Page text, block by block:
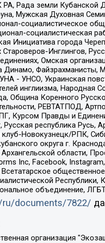
РА, Рада земли
Мужская Духовная
социалистическое
социалистическая
Инициатива города
Инглингов,
Омская
Файзрахманисты,
- УНСО, Украинская
инглиизма, Народная
Община Коренного
РЕВТАТПОД,
Курсом Правды и
Русская республика
клуб-Новокузнецк/РПК,
округа г.
области,
Inc, Facebook,
Всетатарское
объединение,
documents/7822/
проектов "Новое время", "Idel.Реалии", Кавказ.Реалии, Крым.Реалии, Телеканал Настоящее Время, Татаро-башкирская служба Радио Свобода (Azatliq Radiosi), Радио Свободная Европа/Радио Свобода (PCE/PC), "Сибирь.Реалии", "Фактограф", Благотворительный фонд помощи осужденным и их семьям, Автономная некоммерческая организация "Институт глобализации и социальных движений", Фонд "В защиту прав заключенных", Частное учреждение "Центр поддержки и содействия развитию средств массовой информации", Пензенский региональный общественный благотворительный фонд "Гражданский союз", "Север.Реалии", Некоммерческая организация Фонд "Правовая инициатива", Общество с ограниченной ответственностью "Радио Свободная Европа/Радио Свобода", Чешское информационное агентство "MEDIUM-ORIENT", Красноярская региональная общественная организация "Мы против СПИДа", Камалягин Денис Николаевич, Маркелов Сергей Евгеньевич, Пономарев Лев Александрович, Савицкая Людмила Алексеевна, Автономная некоммерческая организация "Центр по работе с проблемой насилия "НАСИЛИЮ.НЕТ", Межрегиональный профессиональный союз работников здравоохранения "Альянс врачей", Юридическое лицо, зарегистрированное в Латвийской Республике, SIA "Medusa Project" (регистрационный номер 40103797863, дата регистрации 10.06.2014), Некоммерческая организация "Фонд по борьбе с коррупцией", Автономная некоммерческая организация "Институт права и публичной политики", Баданин Роман Сергеевич, Гликин Максим Александрович, Железнова Мария Михайловна, Лукьянова Юлия Сергеевна, Маетная Елизавета Витальевна,